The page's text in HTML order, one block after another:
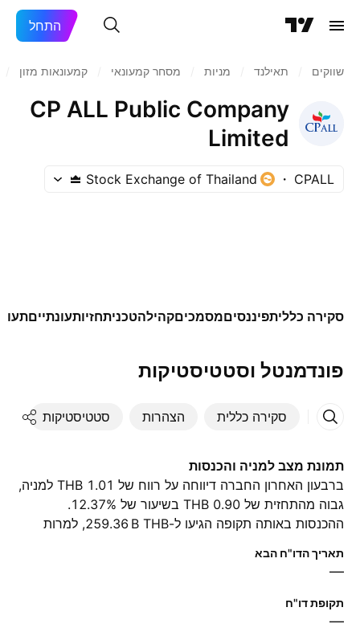
התחל
שווקים תאילנד מניות‏ מסחר קמעונאי קמעונאות מזון
CP ALL Public Company
Limited
CPALL
Stock Exchange of Thailand
סקירה כלליתפיננסיםמסמכיםקהילהטכניתחזיותעונתיים
פונדמנטל וסטטיסטיקות
סקירה כללית הצהרות סטטיסטיקות
תמונת מצב למניה והכנסות
ברבעון האחרון החברה דיווחה על רווח של 1.01 THB למניה,
גבוה מהתחזית של 0.90 THB בשיעור של 12.37%.
ההכנסות באותה תקופה הגיעו ל-‪259.36 B‬ THB, למרות
רווח של 0.83 THB למניה והכנסות של ‪257.52 B‬ THB.
תאריך הדו"ח הבא
—
תקופת דו"ח
—